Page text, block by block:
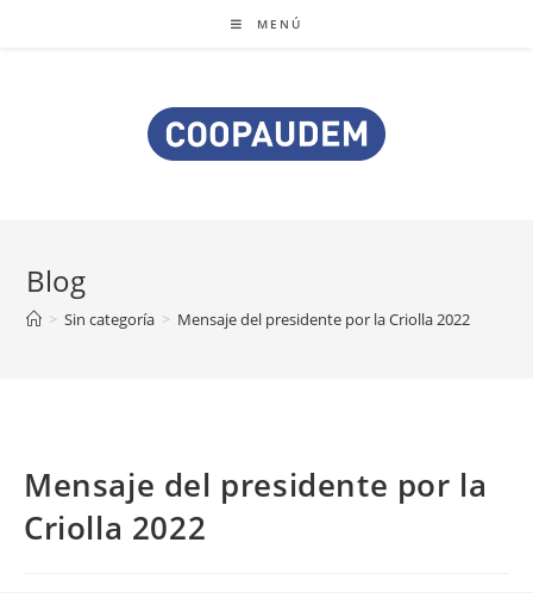
MENÚ
Blog
> Sin categoría > Mensaje del presidente por la Criolla 2022
Mensaje del presidente por la
Criolla 2022